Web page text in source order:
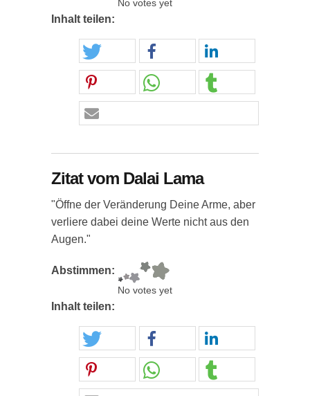
No votes yet
Inhalt teilen:
Zitat vom Dalai Lama
"Öffne der Veränderung Deine Arme, aber
verliere dabei deine Werte nicht aus den
Augen."
Abstimmen:
No votes yet
Inhalt teilen: